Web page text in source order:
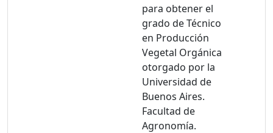
para obtener el
grado de Técnico
en Producción
Vegetal Orgánica
otorgado por la
Universidad de
Buenos Aires.
Facultad de
Agronomía.